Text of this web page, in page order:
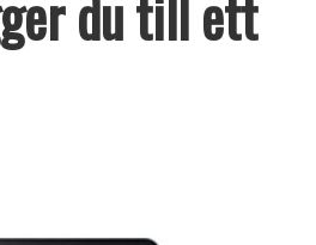
du till ett